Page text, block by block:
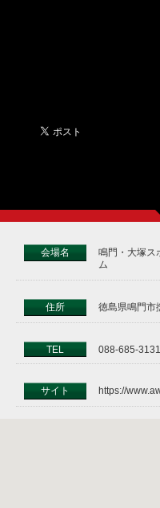
会場名
鳴門・大塚ス
ム
住所 徳島県鳴門市
TEL 088-685-3131
サイト https://